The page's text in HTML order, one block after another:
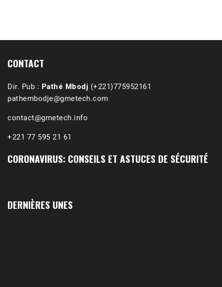
1988-1989 :  La polémique de Guidimakha
CONTACT
Dir. Pub : Pathé Mbodj (+221)775952161
pathembodje@gmetech.com
contact@gmetech.info
+221 77 595 21 61
CORONAVIRUS: CONSEILS ET ASTUCES DE SÉCURITÉ
DERNIÈRES UNES